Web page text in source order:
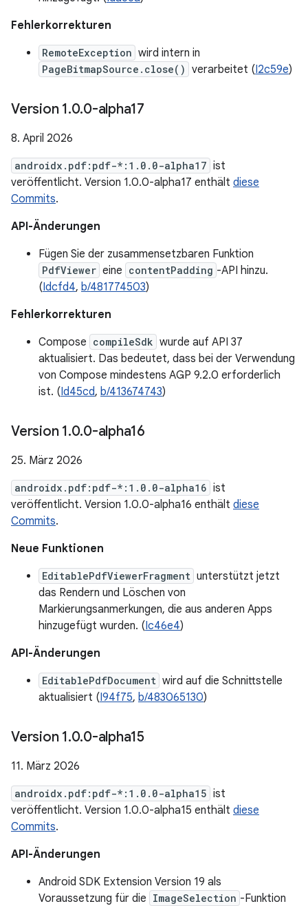
Fehlerkorrekturen
RemoteException wird intern in
PageBitmapSource.close() verarbeitet (I2c59e)
Version 1.0.0-alpha17
8. April 2026
androidx.pdf:pdf-*:1.0.0-alpha17 ist
veröffentlicht. Version 1.0.0-alpha17 enthält diese
Commits.
API-Änderungen
Fügen Sie der zusammensetzbaren Funktion
PdfViewer eine contentPadding -API hinzu.
(Idcfd4, b/481774503)
Fehlerkorrekturen
Compose compileSdk wurde auf API 37
aktualisiert. Das bedeutet, dass bei der Verwendung
von Compose mindestens AGP 9.2.0 erforderlich
ist. (Id45cd, b/413674743)
Version 1.0.0-alpha16
25. März 2026
androidx.pdf:pdf-*:1.0.0-alpha16 ist
veröffentlicht. Version 1.0.0-alpha16 enthält diese
Commits.
Neue Funktionen
EditablePdfViewerFragment unterstützt jetzt
das Rendern und Löschen von
Markierungsanmerkungen, die aus anderen Apps
hinzugefügt wurden. (Ic46e4)
API-Änderungen
EditablePdfDocument wird auf die Schnittstelle
aktualisiert (I94f75, b/483065130)
Version 1.0.0-alpha15
11. März 2026
androidx.pdf:pdf-*:1.0.0-alpha15 ist
veröffentlicht. Version 1.0.0-alpha15 enthält diese
Commits.
API-Änderungen
Android SDK Extension Version 19 als
Voraussetzung für die ImageSelection -Funktion